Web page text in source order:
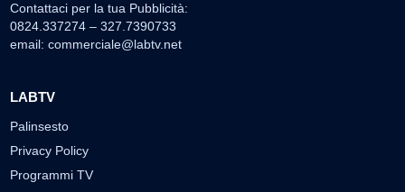
Contattaci per la tua Pubblicità:
0824.337274 – 327.7390733
email: commerciale@labtv.net
LABTV
Palinsesto
Privacy Policy
Programmi TV